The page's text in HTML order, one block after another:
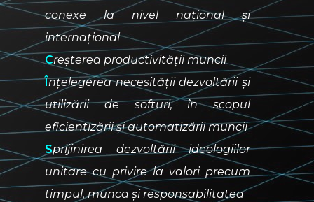
conexe la nivel național și
internațional
Creșterea productivității muncii
Înțelegerea necesității dezvoltării și
utilizării de softuri, în scopul
eficientizării și automatizării muncii
Sprijinirea dezvoltării ideologiilor
unitare cu privire la valori precum
timpul, munca și responsabilitatea